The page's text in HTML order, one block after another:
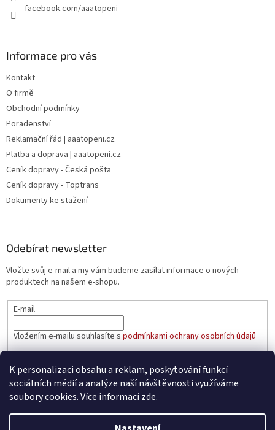
K personalizaci obsahu a reklam, poskytování funkcí
sociálních médií a analýze naší návštěvnosti využíváme
soubory cookies. Více informacízde.
facebook.com/aaatopeni
Informace pro vás
Kontakt
O firmě
Obchodní podmínky
Poradenství
Reklamační řád | aaatopeni.cz
Platba a doprava | aaatopeni.cz
Ceník dopravy - Česká pošta
Ceník dopravy - Toptrans
Dokumenty ke stažení
Odebírat newsletter
Vložte svůj e-mail a my vám budeme zasílat informace o nových
produktech na našem e-shopu.
E-mail
Vložením e-mailu souhlasíte s podmínkami ochrany osobních údajů
PŘIHLÁSIT SE